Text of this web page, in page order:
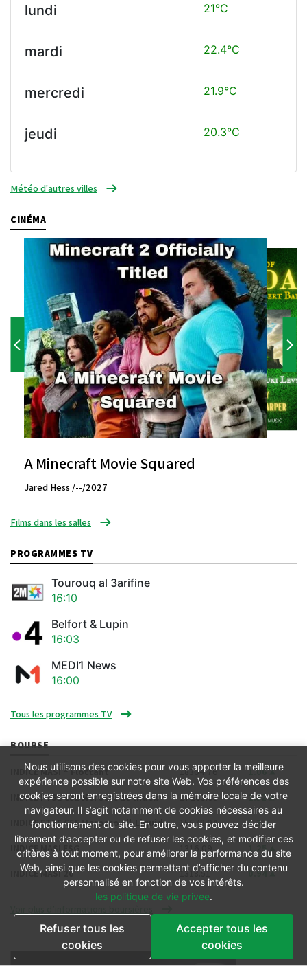
lundi 21°C
mardi 22.4°C
mercredi 21.9°C
jeudi 20.3°C
Météo d'autres villes
CINÉMA
A Minecraft Movie Squared
Jared Hess /--/2027
Films dans les salles
PROGRAMMES TV
Tourouq al 3arifine
16:10
Belfort & Lupin
16:03
MEDI1 News
16:00
Tous les programmes TV
BOURSE
INDICE MASI ® Flottant 18304.76 1.06
INDICE FTSE CSE Morocco 15 Index 17263.03 1.32
INDICE FTSE CSE Morocco All-Liquid 15678.94 1.3
INDICE MASI ESG 1316.09 1.25
INDICE MASI 20 1318.51 0.94
Nous utilisons des cookies pour vous apporter la meilleure
expérience possible sur notre site Web. Vos préférences des
cookies seront enregistrées dans la mémoire locale de votre
navigateur. Il s’agit notamment de cookies nécessaires au
fonctionnement du site. En outre, vous pouvez décider
librement d’accepter ou de refuser les cookies, et modifier ces
critères à tout moment, pour améliorer la performance du site
Web, ainsi que les cookies permettant d’afficher du contenu
personnalisé en fonction de vos intérêts.
les politique de vie privee.
Refuser tous les
cookies
Accepter tous les
cookies